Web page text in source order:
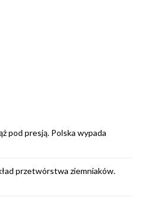
pod presją. Polska wypada
przetwórstwa ziemniaków.